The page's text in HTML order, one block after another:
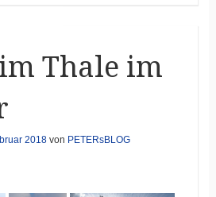
Thale im
2018von PETERsBLOG